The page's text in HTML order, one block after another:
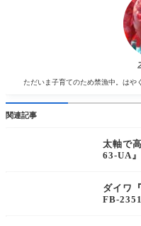
ただいま子育てのため禁漁中。は
関連記事
太軸で
63-UA
ダイワ
FB-